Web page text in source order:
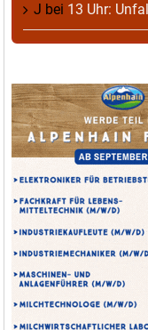
J bei 13 Uhr: